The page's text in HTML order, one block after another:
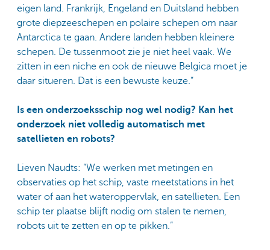
eigen land. Frankrijk, Engeland en Duitsland hebben
grote diepzeeschepen en polaire schepen om naar
Antarctica te gaan. Andere landen hebben kleinere
schepen. De tussenmoot zie je niet heel vaak. We
zitten in een niche en ook de nieuwe Belgica moet je
daar situeren. Dat is een bewuste keuze.”
Is een onderzoeksschip nog wel nodig? Kan het
onderzoek niet volledig automatisch met
satellieten en robots?
Lieven Naudts: “We werken met metingen en
observaties op het schip, vaste meetstations in het
water of aan het wateroppervlak, en satellieten. Een
schip ter plaatse blijft nodig om stalen te nemen,
robots uit te zetten en op te pikken.”